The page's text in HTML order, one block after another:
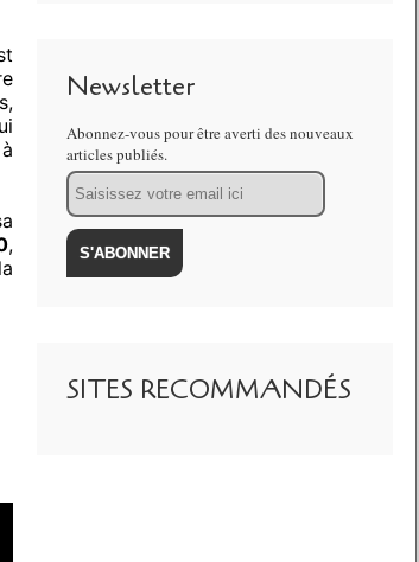
,
Newsletter
Abonnez-vous pour être averti des nouveaux
articles publiés.
Email
SITES RECOMMANDÉS